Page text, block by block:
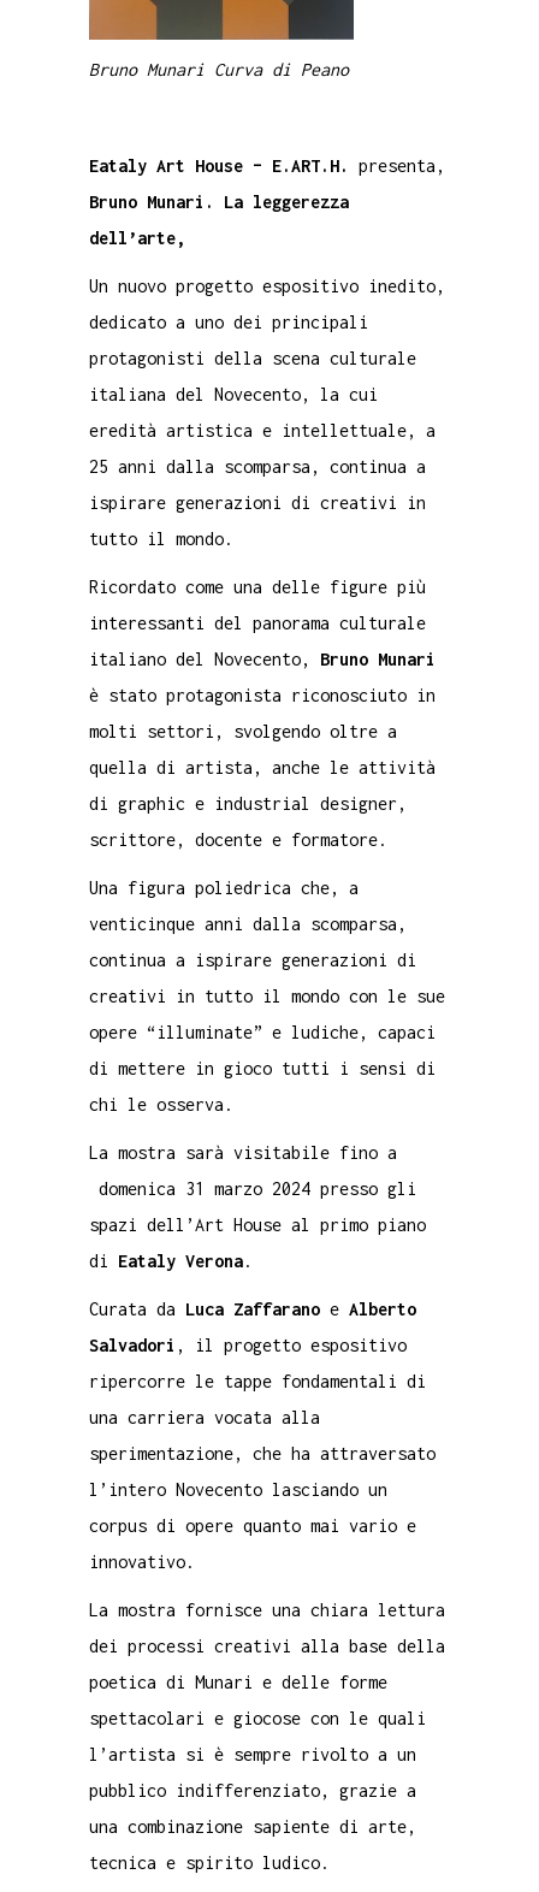
Bruno Munari Curva di Peano
Eataly Art House – E.ART.H.
presenta,
Bruno Munari. La leggerezza
dell’arte,
Un nuovo progetto espositivo inedito,
dedicato a uno dei principali
protagonisti della scena culturale
italiana del Novecento, la cui
eredità artistica e intellettuale, a
25 anni dalla scomparsa, continua a
ispirare generazioni di creativi in
tutto il mondo.
Ricordato come una delle figure più
interessanti del panorama culturale
italiano del Novecento, Bruno Munari
è stato protagonista riconosciuto in
molti settori, svolgendo oltre a
quella di artista, anche le attività
di graphic e industrial designer,
scrittore, docente e formatore.
Una figura poliedrica che, a
venticinque anni dalla scomparsa,
continua a ispirare generazioni di
creativi in tutto il mondo con le sue
opere “illuminate” e ludiche, capaci
di mettere in gioco tutti i sensi di
chi le osserva.
La mostra sarà visitabile fino a
domenica 31 marzo 2024 presso gli
spazi dell’Art House al primo piano
di Eataly Verona.
Curata da Luca Zaffarano e Alberto
Salvadori , il progetto espositivo
ripercorre le tappe fondamentali di
una carriera vocata alla
sperimentazione, che ha attraversato
l’intero Novecento lasciando un
corpus di opere quanto mai vario e
innovativo.
La mostra fornisce una chiara lettura
dei processi creativi alla base della
poetica di Munari e delle forme
spettacolari e giocose con le quali
l’artista si è sempre rivolto a un
pubblico indifferenziato, grazie a
una combinazione sapiente di arte,
tecnica e spirito ludico.